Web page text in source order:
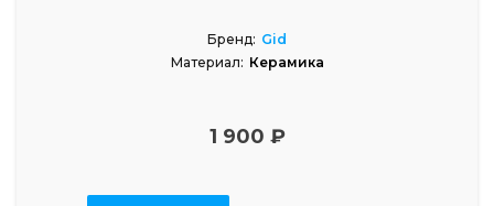
Бренд: Gid
Материал: Керамика
1 900 ₽